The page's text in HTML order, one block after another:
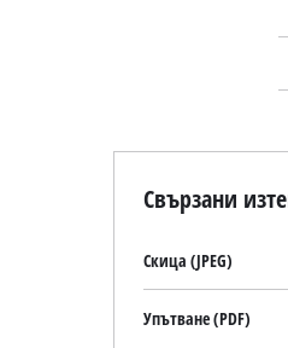
Свързани
Скица (JPEG)
Упътване (PDF)